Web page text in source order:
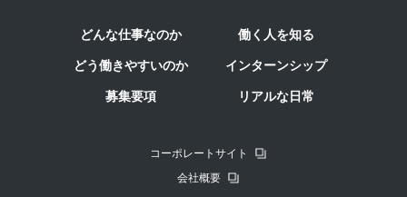
どんな仕事なのか 働く人を知る
どう働きやすいのか インターンシップ
募集要項 リアルな日常
コーポレートサイト
会社概要